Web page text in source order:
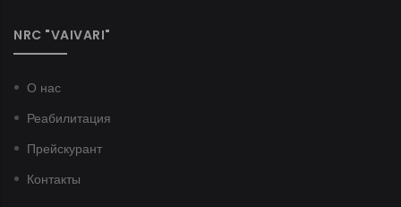
NRC "VAIVARI"
О нас
Реабилитация
Прейскурант
Контакты